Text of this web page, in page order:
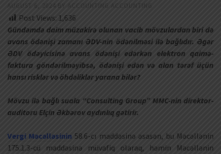
AUGUST 6, 2024 BY ACCOUNTING ACCOUNTING
Post Views: 1,636
Gündəmdə daim müzakirə olunan vacib mövzulardan biri də
avans ödənişi zamanı ƏDV-nin ödənilməsi ilə bağlıdır. Əgər
ƏDV ödəyicisinə avans ödənişi edərkən elektron qaimə-
faktura göndərilməyibsə, ödənişi edən və alan tərəf üçün
hansı risklər və öhdəliklər yarana bilər?
Mövzu ilə bağlı suala “Consulting Group” MMC-nin direktor-
auditoru Elçin Əkbərov aydınlıq gətirir.
Vergi Məcəlləsinin 58.6-cı maddəsinə əsasən, bu Məcəllənin
175.1.3-cü maddəsinə müvafiq olaraq, həmin Məcəllənin